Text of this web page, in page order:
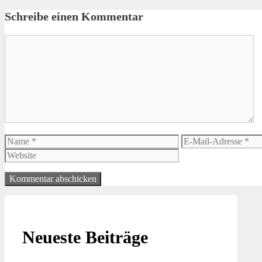
Schreibe einen Kommentar
Name
E-
Mail-
Neueste Beiträge